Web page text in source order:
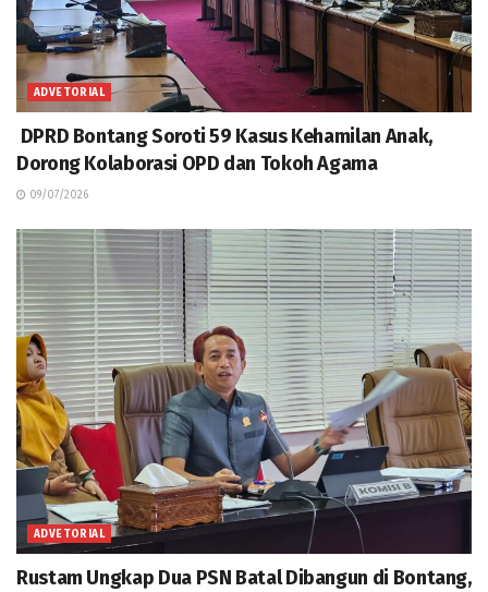
ADVETORIAL
DPRD Bontang Soroti 59 Kasus Kehamilan Anak,
Dorong Kolaborasi OPD dan Tokoh Agama
09/07/2026
ADVETORIAL
Rustam Ungkap Dua PSN Batal Dibangun di Bontang,